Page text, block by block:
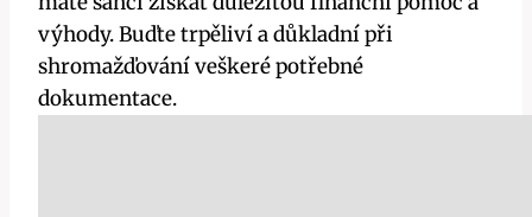
výhody. Buďte trpěliví a důkladní při
shromažďování veškeré potřebné
dokumentace.